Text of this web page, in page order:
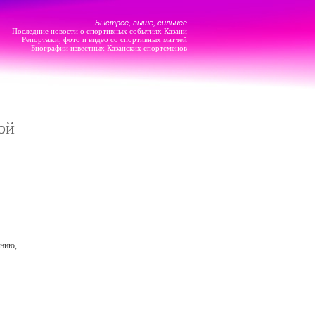
Быстрее, выше, сильнее
Последние новости о спортивных событиях Казани
Репортажи, фото и видео со спортивных матчей
Биографии известных Казанских спортсменов